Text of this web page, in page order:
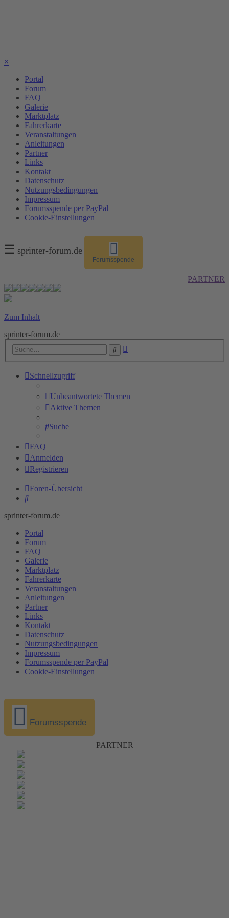
×
Portal
Forum
FAQ
Galerie
Marktplatz
Fahrerkarte
Veranstaltungen
Anleitungen
Partner
Links
Kontakt
Datenschutz
Nutzungsbedingungen
Impressum
Forumsspende per PayPal
Cookie-Einstellungen
☰ sprinter-forum.de
Forumsspende
PARTNER
Zum Inhalt
sprinter-forum.de
Suche
Schnellzugriff
Unbeantwortete Themen
Aktive Themen
Suche
FAQ
Anmelden
Registrieren
Foren-Übersicht
Suche
sprinter-forum.de
Portal
Forum
FAQ
Galerie
Marktplatz
Fahrerkarte
Veranstaltungen
Anleitungen
Partner
Links
Kontakt
Datenschutz
Nutzungsbedingungen
Impressum
Forumsspende per PayPal
Cookie-Einstellungen
Forumsspende
PARTNER